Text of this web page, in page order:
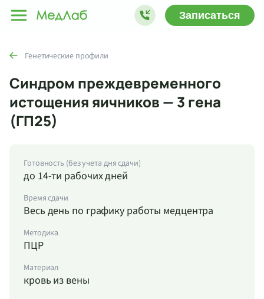
Записаться
Генетические профили
Синдром преждевременного
истощения яичников — 3 гена
(ГП25)
Готовность (без учета дня сдачи)
до 14-ти рабочих дней
Время сдачи
Весь день по графику работы медцентра
Методика
ПЦР
Материал
кровь из вены